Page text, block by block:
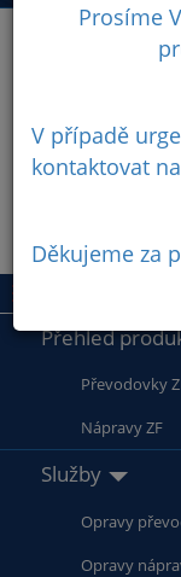
Přehled
Převodovky
Nápravy ZF
Služby
Opravy
Opravy
Prosíme
V případě
kontaktovat
Děkujeme za